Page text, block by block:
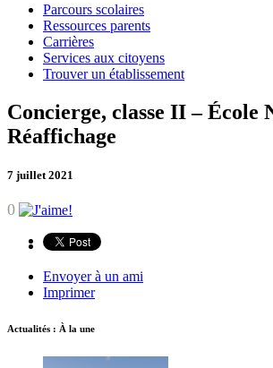
Parcours scolaires
Ressources parents
Carrières
Services aux citoyens
Trouver un établissement
Concierge, classe II – École
Réaffichage
7 juillet 2021
0
Envoyer à un ami
Imprimer
Actualités : À la une